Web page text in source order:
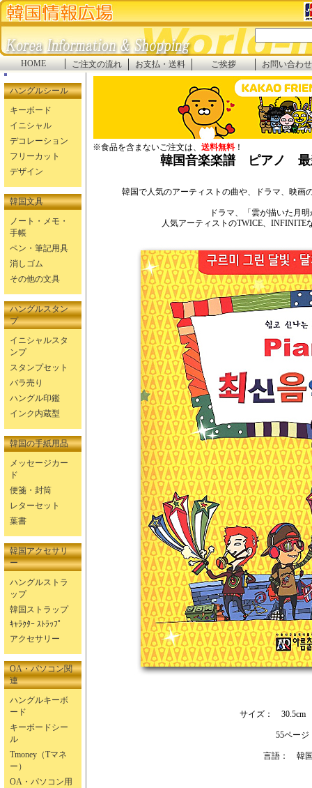
HOME ご注文の流れ お支払・送料 ご挨拶 お問い合わせ
ハングルシール
キーボード
イニシャル
デコレーション
フリーカット
デザイン
韓国文具
ノート・メモ・
手帳
ペン・筆記用具
消しゴム
その他の文具
ハングルスタン
プ
イニシャルスタ
ンプ
スタンプセット
バラ売り
ハングル印鑑
インク内蔵型
韓国の手紙用品
メッセージカー
ド
便箋・封筒
レターセット
葉書
韓国アクセサリ
ー
ハングルストラ
ップ
韓国ストラップ
ｷｬﾗｸﾀｰ ｽﾄﾗｯﾌﾟ
アクセサリー
OA・パソコン関
連
ハングルキーボ
ード
キーボードシー
ル
Tmoney（Tマネ
ー）
OA・パソコン用
※食品を含まないご注文は、 送料無料 ！
韓国音楽楽譜 ピアノ
韓国で人気のアーティストの曲や、ドラマ、映画
ドラマ、「雲が描いた月
人気アーティストのTWICE、INFINITE
サイズ：
55ページ
言語： 韓